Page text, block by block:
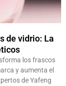
de vidrio: La
los frascos
y aumenta el
de Yafeng